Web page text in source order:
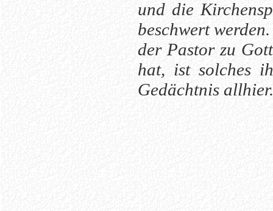
und die
beschwert
der Pastor zu
hat, ist solches
Gedächtnis